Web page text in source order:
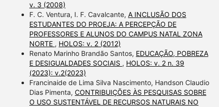
v. 3 (2008)
F. C. Ventura, I. F. Cavalcante, A INCLUSÃO DOS
ESTUDANTES DO PROEJA: A PERCEPÇÃO DE
PROFESSORES E ALUNOS DO CAMPUS NATAL ZONA
NORTE , HOLOS: v. 2 (2012)
Renato Marinho Brandão Santos, EDUCAÇÃO, POBREZA
E DESIGUALDADES SOCIAIS , HOLOS: v. 2 n. 39
(2023): v.2(2023)
Francinaide de Lima Silva Nascimento, Handson Claudio
Dias Pimenta, CONTRIBUIÇÕES ÀS PESQUISAS SOBRE
O USO SUSTENTÁVEL DE RECURSOS NATURAIS NO